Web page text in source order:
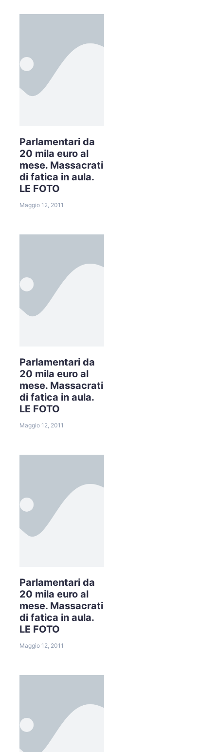
Parlamentari da
20 mila euro al
mese. Massacrati
di fatica in aula.
LE FOTO
Maggio 12, 2011
Parlamentari da
20 mila euro al
mese. Massacrati
di fatica in aula.
LE FOTO
Maggio 12, 2011
Parlamentari da
20 mila euro al
mese. Massacrati
di fatica in aula.
LE FOTO
Maggio 12, 2011